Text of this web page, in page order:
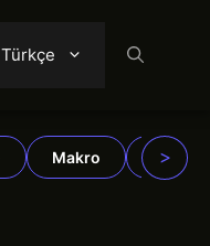
Türkçe
Makro >